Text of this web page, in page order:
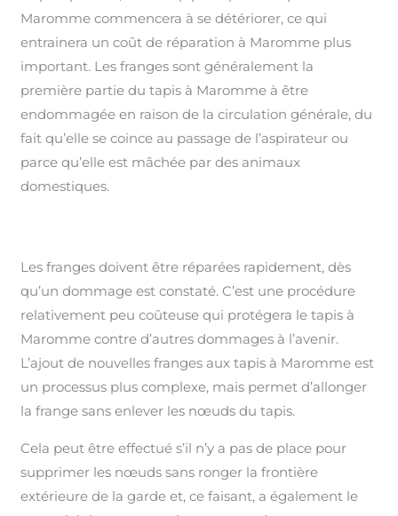
Maromme commencera à se détériorer, ce qui
entrainera un coût de réparation à Maromme plus
important. Les franges sont généralement la
première partie du tapis à Maromme à être
endommagée en raison de la circulation générale, du
fait qu’elle se coince au passage de l’aspirateur ou
parce qu’elle est mâchée par des animaux
domestiques.
Les franges doivent être réparées rapidement, dès
qu’un dommage est constaté. C’est une procédure
relativement peu coûteuse qui protégera le tapis à
Maromme contre d’autres dommages à l’avenir.
L’ajout de nouvelles franges aux tapis à Maromme est
un processus plus complexe, mais permet d’allonger
la frange sans enlever les nœuds du tapis.
Cela peut être effectué s’il n’y a pas de place pour
supprimer les nœuds sans ronger la frontière
extérieure de la garde et, ce faisant, a également le